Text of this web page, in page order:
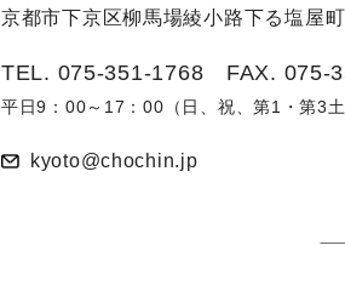
京都市下京区柳馬場綾小路下る塩屋
TEL. 075-351-1768 FAX. 075-
平日9：00～17：00（日、祝、第1・第3土
kyoto@chochin.jp